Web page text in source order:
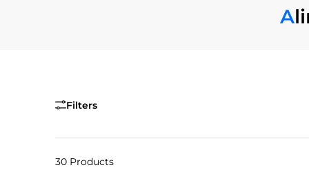
Filters
30 Products